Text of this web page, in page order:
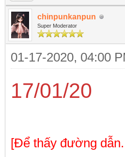
chinpunkanpun
Super Moderator
01-17-2020, 04:00
17/01/20
[Để thấy đường